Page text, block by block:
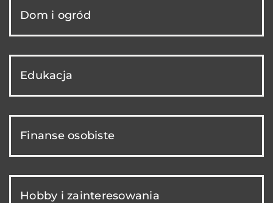
Dom i ogród
Edukacja
Finanse osobiste
Hobby i zainteresowania